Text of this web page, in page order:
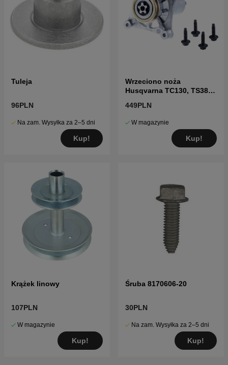
Tuleja
96PLN
Na zam. Wysyłka za 2–5 dni
Kup!
Wrzeciono noża
Husqvarna TC130, TS38,
inne
449PLN
W magazynie
Kup!
Krążek linowy
107PLN
W magazynie
Kup!
Śruba 8170606-20
30PLN
Na zam. Wysyłka za 2–5 dni
Kup!